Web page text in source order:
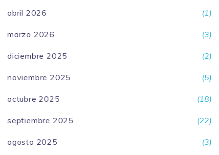
abril 2026 (1)
marzo 2026 (3)
diciembre 2025 (2)
noviembre 2025 (5)
octubre 2025 (18)
septiembre 2025 (22)
agosto 2025 (3)